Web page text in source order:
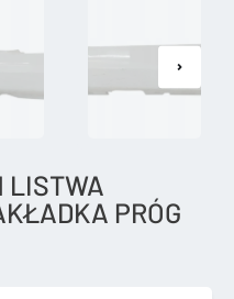
LISTWA
PRÓG